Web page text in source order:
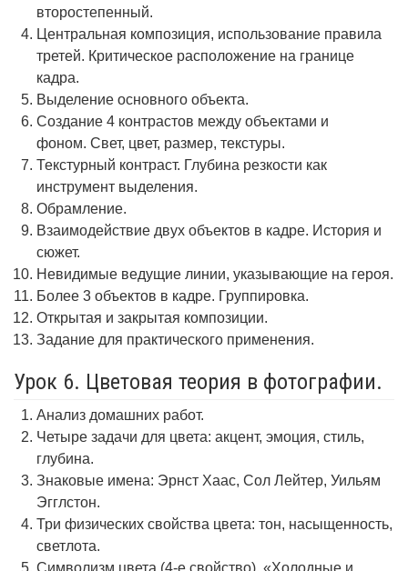
второстепенный.
Центральная композиция, использование правила
третей. Критическое расположение на границе
кадра.
Выделение основного объекта.
Создание 4 контрастов между объектами и
фоном. Свет, цвет, размер, текстуры.
Текстурный контраст. Глубина резкости как
инструмент выделения.
Обрамление.
Взаимодействие двух объектов в кадре. История и
сюжет.
Невидимые ведущие линии, указывающие на героя.
Более 3 объектов в кадре. Группировка.
Открытая и закрытая композиции.
Задание для практического применения.
Урок 6. Цветовая теория в фотографии.
Анализ домашних работ.
Четыре задачи для цвета: акцент, эмоция, стиль,
глубина.
Знаковые имена: Эрнст Хаас, Сол Лейтер, Уильям
Эгглстон.
Три физических свойства цвета: тон, насыщенность,
светлота.
Символизм цвета (4-е свойство). «Холодные и